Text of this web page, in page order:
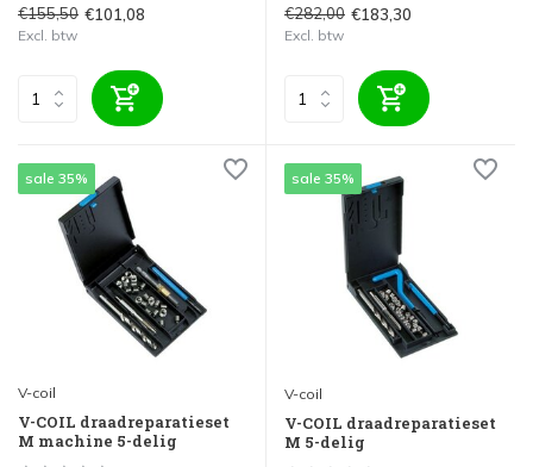
€155,50 €101,08
Excl. btw
€282,00 €183,30
Excl. btw
sale 35%
V-coil
V-COIL draadreparatieset
M machine 5-delig
sale 35%
V-coil
V-COIL draadreparatieset
M 5-delig